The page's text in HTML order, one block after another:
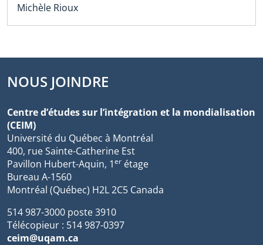
Michèle Rioux
NOUS JOINDRE
Centre d’études sur l’intégration et la mondialisation
(CEIM)
Université du Québec à Montréal
400, rue Sainte-Catherine Est
Pavillon Hubert-Aquin, 1er étage
Bureau A-1560
Montréal (Québec) H2L 2C5 Canada
514 987-3000 poste 3910
Télécopieur : 514 987-0397
ceim@uqam.ca